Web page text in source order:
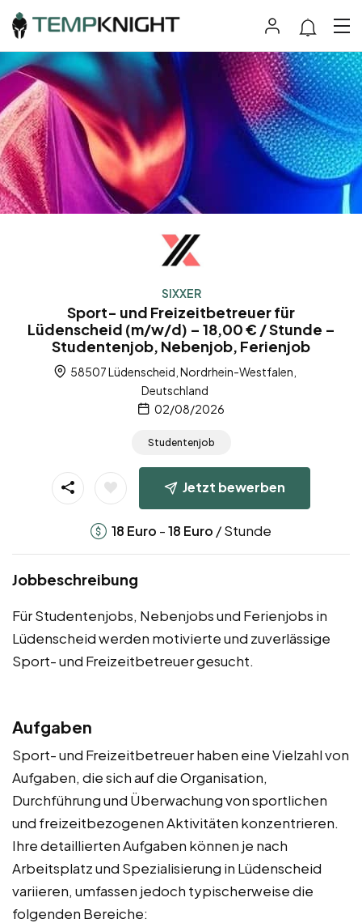
SIXXER
Sport- und Freizeitbetreuer für
Lüdenscheid (m/w/d) – 18,00 € / Stunde –
Studentenjob, Nebenjob, Ferienjob
58507 Lüdenscheid, Nordrhein-Westfalen,
Deutschland
02/08/2026
Studentenjob
Jetzt bewerben
18 Euro -18 Euro / Stunde
Jobbeschreibung
Für Studentenjobs, Nebenjobs und Ferienjobs in
Lüdenscheid werden motivierte und zuverlässige
Sport- und Freizeitbetreuer gesucht.
Aufgaben
Sport- und Freizeitbetreuer haben eine Vielzahl von
Aufgaben, die sich auf die Organisation,
Durchführung und Überwachung von sportlichen
und freizeitbezogenen Aktivitäten konzentrieren.
Ihre detaillierten Aufgaben können je nach
Arbeitsplatz und Spezialisierung in Lüdenscheid
variieren, umfassen jedoch typischerweise die
folgenden Bereiche: